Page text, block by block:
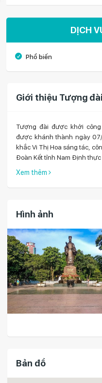
DỊCH
Phổ biến
Giới thiệu Tượng
Tượng đài được khởi
được khánh thành ngày
khắc Vi Thị Hoa sáng tác,
Đoàn Kết tỉnh Nam Định
nguyên chất, đúc liền
đơn vị centimet, 1010 cm
người có công khởi lập và
văn hiến - vua Lý Thái Tổ,
Xem thêm
Hình ảnh
Bản đồ